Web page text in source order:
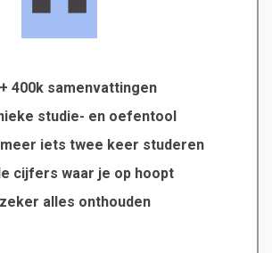
400k samenvattingen
studie- en oefentool
iets twee keer studeren
cijfers waar je op hoopt
alles onthouden